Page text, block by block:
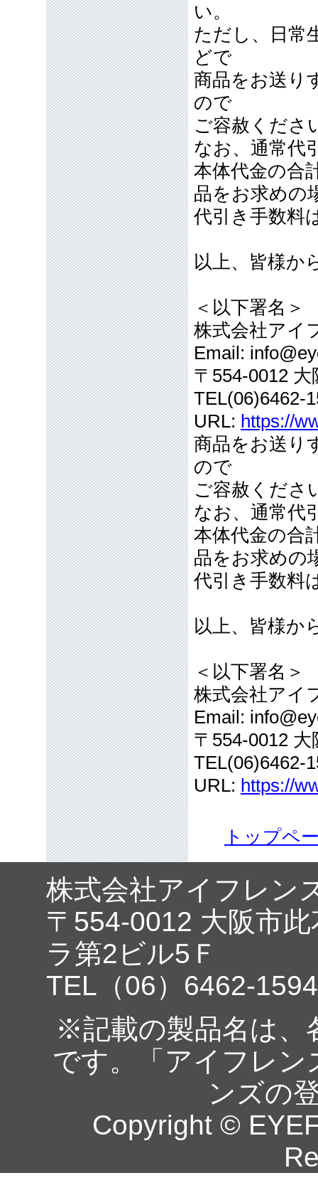
い。
ただし、日常
どで
商品をお送り
ので
ご容赦くださ
なお、通常代
本体代金の合
品をお求めの
代引き手数料
以上、皆様か
＜以下署名＞
株式会社アイ
Email:
〒554-0012
TEL(06)6462-
URL: https://
商品をお送り
ので
ご容赦くださ
なお、通常代
本体代金の合
品をお求めの
代引き手数料
以上、皆様か
＜以下署名＞
株式会社アイ
Email:
〒554-0012
TEL(06)6462-
URL: https://
トップペ
株式会社アイフレン
〒554-0012 大阪市
ラ第2ビル5Ｆ
TEL（06）6462-
※記載の製品名は、
です。「アイフレ
ンズの
Copyright ©